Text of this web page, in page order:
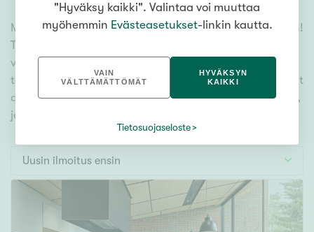
Kerros-/luhtitalo
Rivitalo/paritalo
Omakoti-/erillistalo
Maa- tai metsätila
Vapaa-ajan asunto
Muut
Meiltä löydät myytävät asunnot, oli tarpeesi mikä vain!
Tuhansien kohteiden ja satojen kiinteistönvälittäjien
verkostomme auttaa sinua kenties elämäsi
tärkeimmässä päätöksessä. Katso alta kaikki myytävät
asunnot. Hyödynnä myös kätevää hakutyökaluamme,
jonka avulla löydät omien toiveidesi mukaisen kodin.
Uusin ilmoitus ensin
"Hyväksy kaikki". Valintaa voi muuttaa
myöhemmin Evästeasetukset-linkin kautta.
VAIN
VÄLTTÄMÄTTÖMÄT
HYVÄKSYN
KAIKKI
Tietosuojaseloste